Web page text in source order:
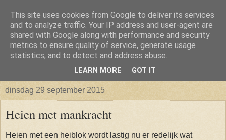
Isabellaland -> Biancaland
De belevenissen omtrent het verkrijgen van een bouwkavel
dinsdag 29 september 2015
Heien met mankracht
Heien met een heiblok wordt lastig nu er redelijk wat
This site uses cookies from Google to deliver its services
and to analyze traffic. Your IP address and user-agent are
shared with Google along with performance and security
metrics to ensure quality of service, generate usage
statistics, and to detect and address abuse.
LEARN MORE GOT IT